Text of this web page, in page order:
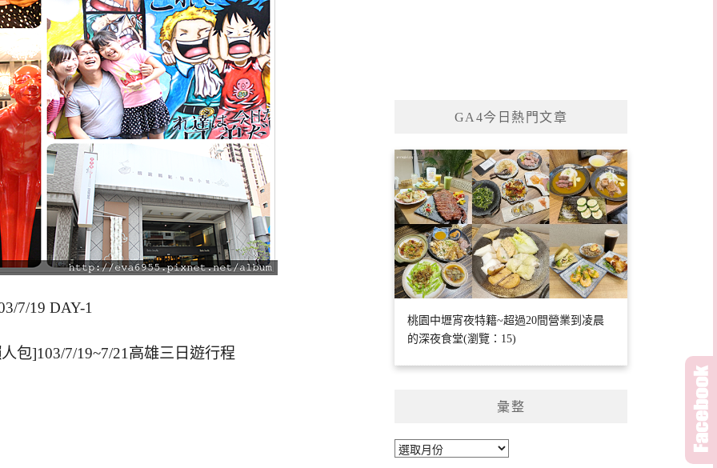
7/19 DAY-1
GA4今日熱門文章
桃園中壢宵夜特籍~超過20間營業到凌晨
的深夜食堂(瀏覽：15)
彙整
彙